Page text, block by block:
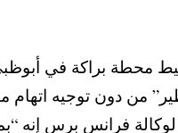
محطة براكة في
من دون توجيه اتهام
لوكالة فرانس برس